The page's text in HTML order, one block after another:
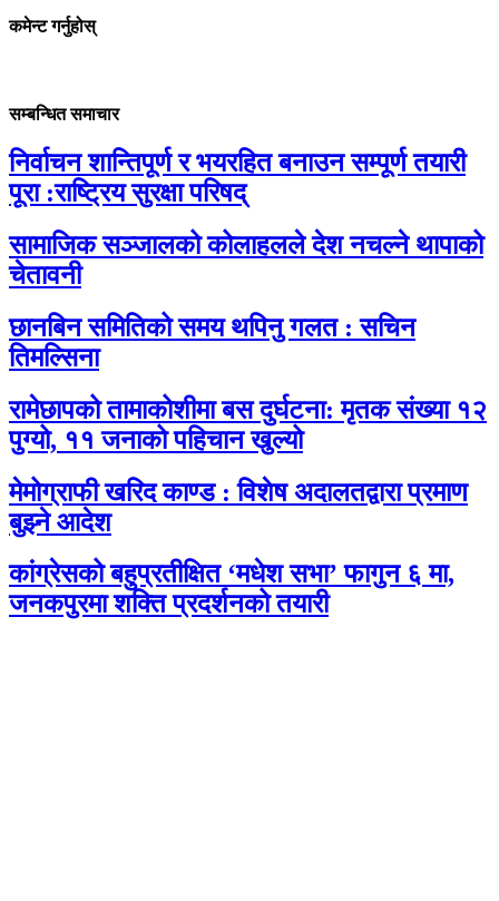
कमेन्ट गर्नुहोस्
सम्बन्धित समाचार
निर्वाचन शान्तिपूर्ण र भयरहित बनाउन सम्पूर्ण तयारी
पूरा :राष्ट्रिय सुरक्षा परिषद्
सामाजिक सञ्जालको कोलाहलले देश नचल्ने थापाको
चेतावनी
छानबिन समितिको समय थपिनु गलत : सचिन
तिमल्सिना
रामेछापको तामाकोशीमा बस दुर्घटना: मृतक संख्या १२
पुग्यो, ११ जनाको पहिचान खुल्यो
मेमोग्राफी खरिद काण्ड : विशेष अदालतद्वारा प्रमाण
बुझ्ने आदेश
कांग्रेसको बहुप्रतीक्षित ‘मधेश सभा’ फागुन ६ मा,
जनकपुरमा शक्ति प्रदर्शनको तयारी